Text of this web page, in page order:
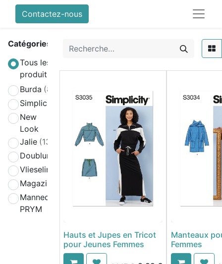
Contactez-nous
Catégories
Tous les
produits
Burda (808)
Simplicity
New
Look
Jalie (139)
Doublure
Vlieseline
Magazines
Mannequin
PRYM
Hauts et Jupes en Tricot
pour Jeunes Femmes
Manteaux
Femmes